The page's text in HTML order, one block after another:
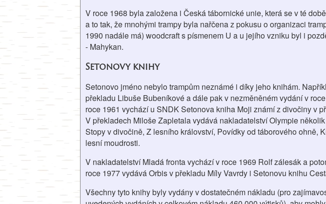
V roce 1968 byla založena i Česká tábornické unie, která se v té
a to tak, že mnohými trampy byla nařčena z pokusu o organizaci
1990 nadále má) woodcraft s písmenem U a u jejího vzniku byl i
- Mahykan.
Setonovy knihy
Setonovo jméno nebylo trampům neznámé i díky jeho knihám.
překladu Libuše Bubeníkové a dále pak v nezměněném vydání v
roce 1961 vychází u SNDK Setonova kniha Moji známí z divočiny v
V překladech Miloše Zapletala vydává nakladatelství Olympie
Stopy v divočině, Z lesního království, Povídky od táborového ohně,
lesní moudrosti.
V nakladatelství Mladá fronta vychází v roce 1969 Rolf zálesák a
roce 1977 vydává Orbis v překladu Míly Vavrdy i Setonovu knihu
Všechny tyto knihy byly vydány v dostatečném nákladu (pro